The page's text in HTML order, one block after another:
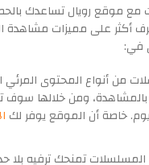
موقع رويال تساعدك
أكثر على مميزات
في:
من أنواع المحتوى المرئي
بالمشاهدة، ومن خلالها
خاصة أن الموقع يوفر لك
المسلسلات تمنحك ترفيه بلا